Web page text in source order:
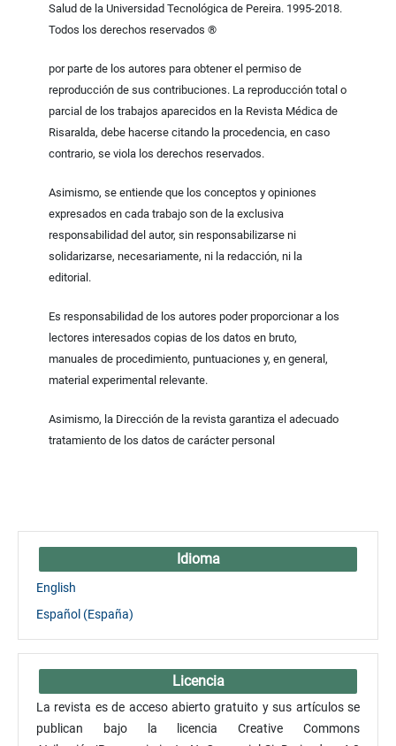
Salud de la Universidad Tecnológica de Pereira. 1995-2018.
Todos los derechos reservados ®
por parte de los autores para obtener el permiso de
reproducción de sus contribuciones. La reproducción total o
parcial de los trabajos aparecidos en la Revista Médica de
Risaralda, debe hacerse citando la procedencia, en caso
contrario, se viola los derechos reservados.
Asimismo, se entiende que los conceptos y opiniones
expresados en cada trabajo son de la exclusiva
responsabilidad del autor, sin responsabilizarse ni
solidarizarse, necesariamente, ni la redacción, ni la
editorial.
Es responsabilidad de los autores poder proporcionar a los
lectores interesados copias de los datos en bruto,
manuales de procedimiento, puntuaciones y, en general,
material experimental relevante.
Asimismo, la Dirección de la revista garantiza el adecuado
tratamiento de los datos de carácter personal
Idioma
English
Español (España)
Licencia
La revista es de acceso abierto gratuito y sus artículos se
publican bajo la licencia Creative Commons